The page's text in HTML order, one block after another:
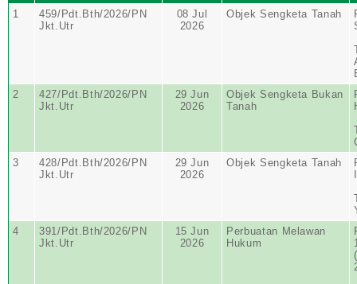
1
459/Pdt.Bth/2026/PN
Jkt.Utr
08 Jul
2026
Objek Sengketa Tanah
2
427/Pdt.Bth/2026/PN
Jkt.Utr
29 Jun
2026
Objek Sengketa Bukan
Tanah
3
428/Pdt.Bth/2026/PN
Jkt.Utr
29 Jun
2026
Objek Sengketa Tanah
4
391/Pdt.Bth/2026/PN
Jkt.Utr
15 Jun
2026
Perbuatan Melawan
Hukum